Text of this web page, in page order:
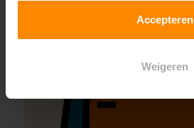
Accepteren
Weigeren